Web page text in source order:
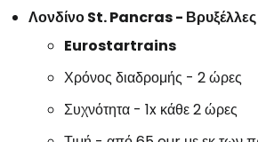
Λονδίνο St. Pancras -
Eurostartrains
Χρόνος διαδρομής - 2 ώρες
Συχνότητα - 1x κάθε 2 ώρες